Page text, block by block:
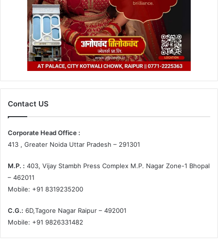
Contact US
Corporate Head Office :
413 , Greater Noida Uttar Pradesh – 291301
M.P. : 403, Vijay Stambh Press Complex M.P. Nagar Zone-1 Bhopal
– 462011
Mobile: +91 8319235200
C.G.: 6D,Tagore Nagar Raipur – 492001
Mobile: +91 9826331482